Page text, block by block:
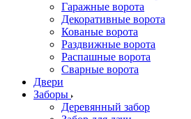
Гаражные ворота
Декоративные ворота
Кованые ворота
Раздвижные ворота
Распашные ворота
Сварные ворота
Двери
Заборы
Деревянный забор